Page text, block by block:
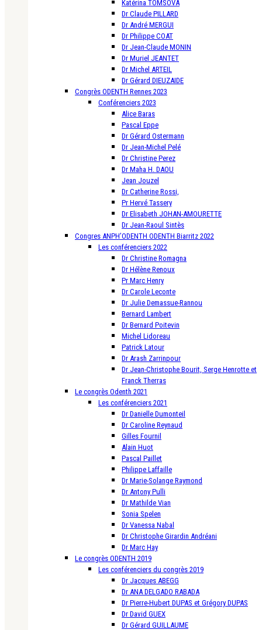
Katérina TOMSOVA
Dr Claude PILLARD
Dr André MERGUI
Dr Philippe COAT
Dr Jean-Claude MONIN
Dr Muriel JEANTET
Dr Michel ARTEIL
Dr Gérard DIEUZAIDE
Congrès ODENTH Rennes 2023
Conférenciers 2023
Alice Baras
Pascal Eppe
Dr Gérard Ostermann
Dr Jean-Michel Pelé
Dr Christine Perez
Dr Maha H. DAOU
Jean Jouzel
Dr Catherine Rossi,
Pr Hervé Tassery
Dr Elisabeth JOHAN-AMOURETTE
Dr Jean-Raoul Sintès
Congres ANPH’ODENTH ODENTH Biarritz 2022
Les conférenciers 2022
Dr Christine Romagna
Dr Hélène Renoux
Pr Marc Henry
Dr Carole Leconte
Dr Julie Demassue-Rannou
Bernard Lambert
Dr Bernard Poitevin
Michel Lidoreau
Patrick Latour
Dr Arash Zarrinpour
Dr Jean-Christophe Bourit, Serge Henrotte et
Franck Therras
Le congrès Odenth 2021
Les conférenciers 2021
Dr Danielle Dumonteil
Dr Caroline Reynaud
Gilles Fournil
Alain Huot
Pascal Paillet
Philippe Laffaille
Dr Marie-Solange Raymond
Dr Antony Pulli
Dr Mathilde Vian
Sonia Spelen
Dr Vanessa Nabal
Dr Christophe Girardin Andréani
Dr Marc Hay
Le congrès ODENTH 2019
Les conférenciers du congrès 2019
Dr Jacques ABEGG
Dr ANA DELGADO RABADA
Dr Pierre-Hubert DUPAS et Grégory DUPAS
Dr David GUEX
Dr Gérard GUILLAUME